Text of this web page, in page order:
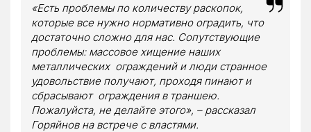
«Есть проблемы по количеству раскопок,
которые все нужно нормативно оградить, что
достаточно сложно для нас. Сопутствующие
проблемы: массовое хищение наших
металлических ограждений и люди странное
удовольствие получают, проходя пинают и
сбрасывают ограждения в траншею.
Пожалуйста, не делайте этого», – рассказал
Горяйнов на встрече с властями.